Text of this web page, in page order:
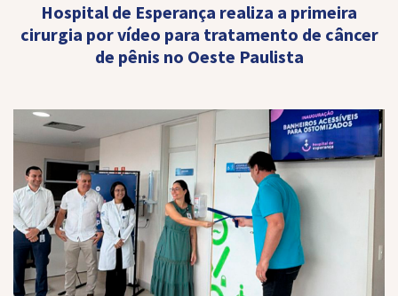
Hospital de Esperança realiza a primeira
cirurgia por vídeo para tratamento de câncer
de pênis no Oeste Paulista